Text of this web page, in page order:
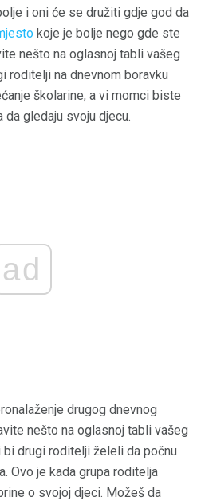
i oni će se družiti gdje god da
koje je bolje nego gde ste
nešto na oglasnoj tabli vašeg
roditelji na dnevnom boravku
školarine, a vi momci biste
gledaju svoju djecu.
ad
drugog dnevnog
nešto na oglasnoj tabli vašeg
drugi roditelji želeli da počnu
Ovo je kada grupa roditelja
o svojoj djeci. Možeš da